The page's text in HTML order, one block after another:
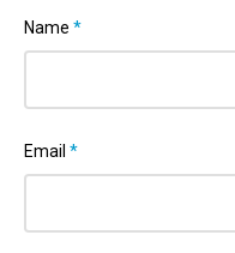
Name *
Email *